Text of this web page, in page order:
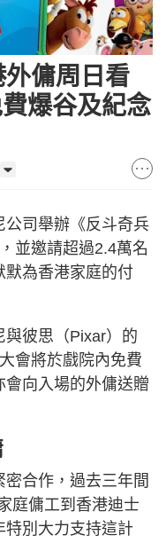
傭周日看
爆谷及紀念
公司舉辦《反斗奇兵
並邀請超過2.4萬名
默為香港家庭的付
與彼思（Pixar）的
會將於戲院內免費
向入場的外傭送贈
合作，過去三年間
庭傭工到香港迪士
特別大力支持這計